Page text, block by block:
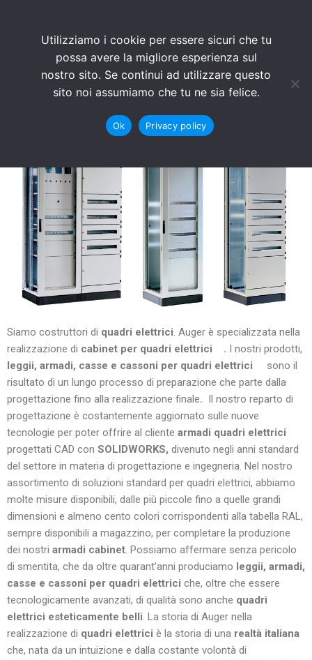
QUADRI ELETTRICI AUGER
Siamo costruttori di quadri elettrici. Auger è specializzata nella
realizzazione di cabinet per quadri elettrici . I nostri prodotti,
leggii, armadi, casse e cassoni per quadri elettrici sono il
risultato di un lungo processo di preparazione che parte dalla
progettazione fino alla realizzazione finale. Il nostro reparto di
progettazione è costantemente aggiornato sulle nuove
tecnologie per poter offrire al cliente armadi quadri elettrici
progettati CAD con SOLIDWORKS, divenuto negli anni standard
del settore in materia di progettazione e ingegneria. Nel nostro
assortimento di soluzioni standard per quadri elettrici, abbiamo
molte misure disponibili, dalle più piccole fino a quelle grandi
dimensioni e almeno cento colori corrispondenti alla tabella RAL,
sempre disponibili a magazzino, per completare la produzione
dei nostri armadi cabinet. Possiamo affermare senza pericolo
di smentita, che da oltre quarant’anni produciamo leggii, armadi,
casse e cassoni per quadri elettrici che, oltre che essere
tecnologicamente avanzati, di qualità sono anche quadri
elettrici esteticamente belli. La storia di Auger nella
realizzazione di quadri elettrici è la storia di una realtà italiana
che, nata da un intuizione e dalla costante volontà di
Utilizziamo i cookie per essere sicuri che tu
possa avere la migliore esperienza sul
nostro sito. Se continui ad utilizzare questo
sito noi assumiamo che tu ne sia felice.
Ok Privacy policy